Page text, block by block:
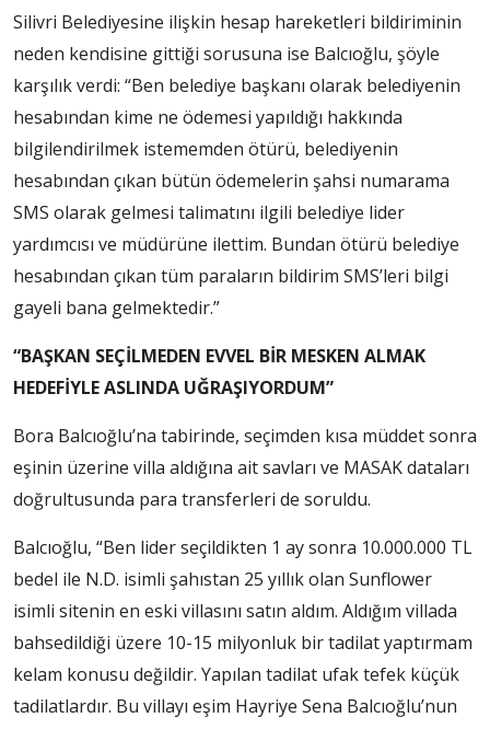
Silivri Belediyesine ilişkin hesap hareketleri bildiriminin
neden kendisine gittiği sorusuna ise Balcıoğlu, şöyle
karşılık verdi: “Ben belediye başkanı olarak belediyenin
hesabından kime ne ödemesi yapıldığı hakkında
bilgilendirilmek istememden ötürü, belediyenin
hesabından çıkan bütün ödemelerin şahsi numarama
SMS olarak gelmesi talimatını ilgili belediye lider
yardımcısı ve müdürüne ilettim. Bundan ötürü belediye
hesabından çıkan tüm paraların bildirim SMS’leri bilgi
gayeli bana gelmektedir.”
“BAŞKAN SEÇİLMEDEN EVVEL BİR MESKEN ALMAK
HEDEFİYLE ASLINDA UĞRAŞIYORDUM”
Bora Balcıoğlu’na tabirinde, seçimden kısa müddet sonra
eşinin üzerine villa aldığına ait savları ve MASAK dataları
doğrultusunda para transferleri de soruldu.
Balcıoğlu, “Ben lider seçildikten 1 ay sonra 10.000.000 TL
bedel ile N.D. isimli şahıstan 25 yıllık olan Sunflower
isimli sitenin en eski villasını satın aldım. Aldığım villada
bahsedildiği üzere 10-15 milyonluk bir tadilat yaptırmam
kelam konusu değildir. Yapılan tadilat ufak tefek küçük
tadilatlardır. Bu villayı eşim Hayriye Sena Balcıoğlu’nun